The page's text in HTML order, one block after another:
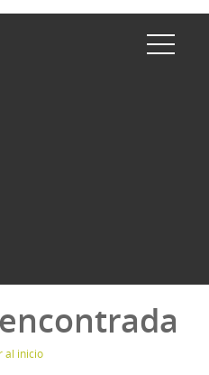
al inicio